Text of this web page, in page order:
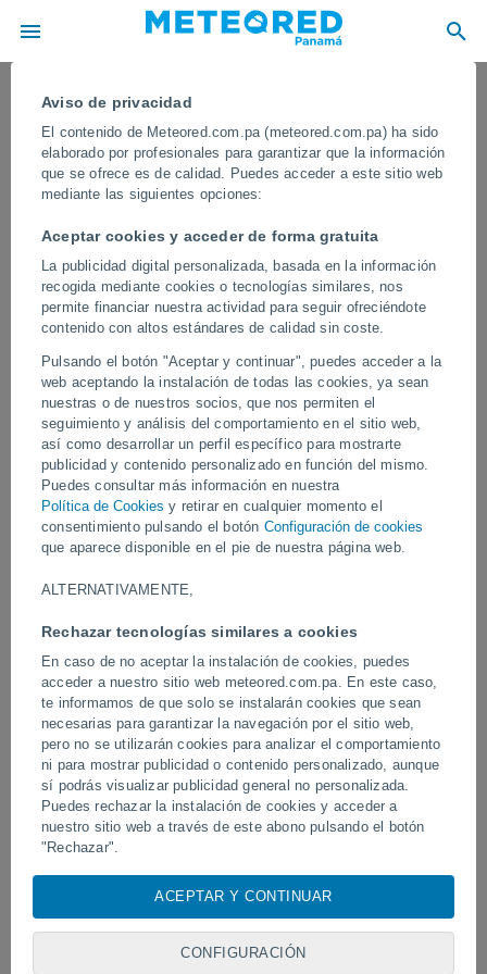
Aviso de privacidad
El contenido de Meteored.com.pa (meteored.com.pa) ha sido
elaborado por profesionales para garantizar que la información
que se ofrece es de calidad. Puedes acceder a este sitio web
mediante las siguientes opciones:
Aceptar cookies y acceder de forma gratuita
La publicidad digital personalizada, basada en la información
recogida mediante cookies o tecnologías similares, nos
permite financiar nuestra actividad para seguir ofreciéndote
contenido con altos estándares de calidad sin coste.
Pulsando el botón "Aceptar y continuar", puedes acceder a la
web aceptando la instalación de todas las cookies, ya sean
nuestras o de nuestros socios, que nos permiten el
seguimiento y análisis del comportamiento en el sitio web,
así como desarrollar un perfil específico para mostrarte
publicidad y contenido personalizado en función del mismo.
Puedes consultar más información en nuestra
Política de Cookies y retirar en cualquier momento el
consentimiento pulsando el botón Configuración de cookies
que aparece disponible en el pie de nuestra página web.
ALTERNATIVAMENTE,
Rechazar tecnologías similares a cookies
En caso de no aceptar la instalación de cookies, puedes
acceder a nuestro sitio web meteored.com.pa. En este caso,
te informamos de que solo se instalarán cookies que sean
necesarias para garantizar la navegación por el sitio web,
pero no se utilizarán cookies para analizar el comportamiento
ni para mostrar publicidad o contenido personalizado, aunque
sí podrás visualizar publicidad general no personalizada.
Puedes rechazar la instalación de cookies y acceder a
nuestro sitio web a través de este abono pulsando el botón
"Rechazar".
cookies, identificadores únicos o tecnologías similares para
almacenar, acceder y procesar datos personales como su
visita en este sitio web, las direcciones IP y los
ACEPTAR Y CONTINUAR
CONFIGURACIÓN
Un tornado causa estragos en
Plasencia, España
El tornado sorprendió a los habitantes de la zona, y a su paso
volcó coches y mandó a volar objetos de gran tamaño. Los daños
materiales son considerables.
Vídeos
Un enorme diablo de polvo fue
avistado en Zapponeta, Italia
Tornados y lluvias
Pelotas, Brasil.